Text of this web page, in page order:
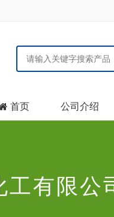
首页 公司介绍
工有限公